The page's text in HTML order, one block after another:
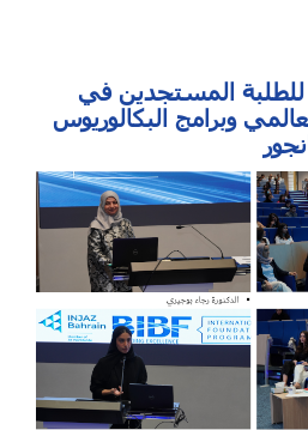
للطلبة المستجدين في
وبرامج البكالوريوس